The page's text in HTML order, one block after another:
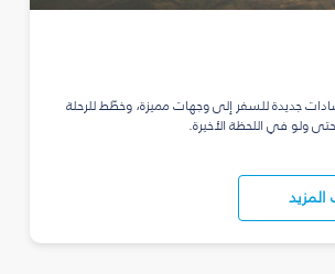
جديدة للسفر إلى وجهات مميزة، وخطّط للرحلة
حتى ولو في اللحظة الأخيرة.